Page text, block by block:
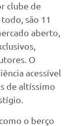
clube de
são 11
aberto,
O
acessível
de altíssimo
o berço